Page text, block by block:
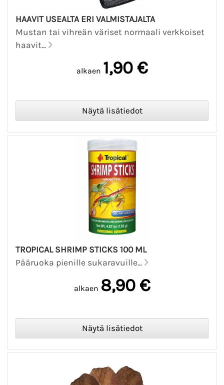
HAAVIT USEALTA ERI VALMISTAJALTA
Mustan tai vihreän väriset normaali verkkoiset
haavit...
alkaen 1,90 €
TROPICAL SHRIMP STICKS 100 ML
Pääruoka pienille sukaravuille...
alkaen 8,90 €